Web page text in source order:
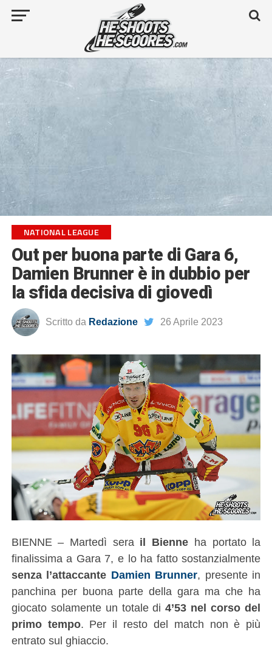
NATIONAL LEAGUE
Out per buona parte di Gara 6,
Damien Brunner è in dubbio per
la sfida decisiva di giovedì
Scritto da Redazione 26 Aprile 2023
BIENNE – Martedì sera il Bienne ha portato la
finalissima a Gara 7, e lo ha fatto sostanzialmente
senza l’attaccante Damien Brunner, presente in
panchina per buona parte della gara ma che ha
giocato solamente un totale di4’53 nel corso del
primo tempo. Per il resto del match non è più
entrato sul ghiaccio.